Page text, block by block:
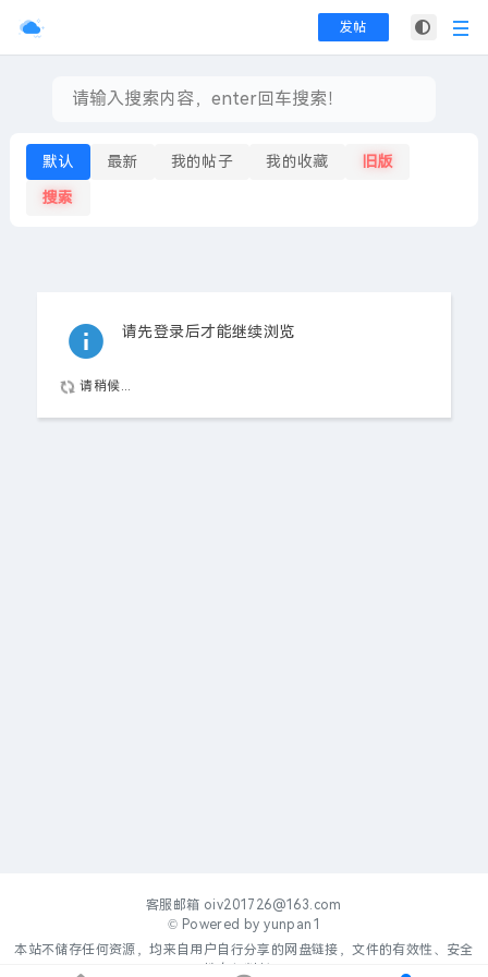
发帖
默认 最新 我的帖子 我的收藏 旧版
搜索
请先登录后才能继续浏览
请稍候...
客服邮箱 oiv201726@163.com
© Powered byyunpan1
本站不储存任何资源，均来自用户自行分享的网盘链接，文件的有效性、安全